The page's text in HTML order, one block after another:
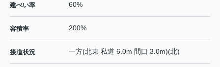
建ぺい率 60%
容積率 200%
接道状況 一方(北東 私道 6.0m 間口 3.0m)(北)